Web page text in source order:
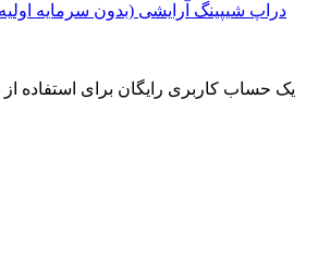
دراپ شیپینگ آرایشی (بدون سرمایه
یک حساب کاربری رایگان برای استفاده